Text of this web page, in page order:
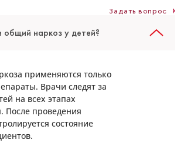
Мария Витальевна
детский
детская стоматология, лечение
8 лет
Задать вопрос
общий наркоз у детей?
применяются только
Врачи следят за
на всех этапах
После проведения
состояние